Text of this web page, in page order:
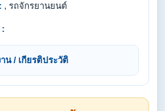
, รถจักรยานยนต์
:
น / เกียรติประวัติ